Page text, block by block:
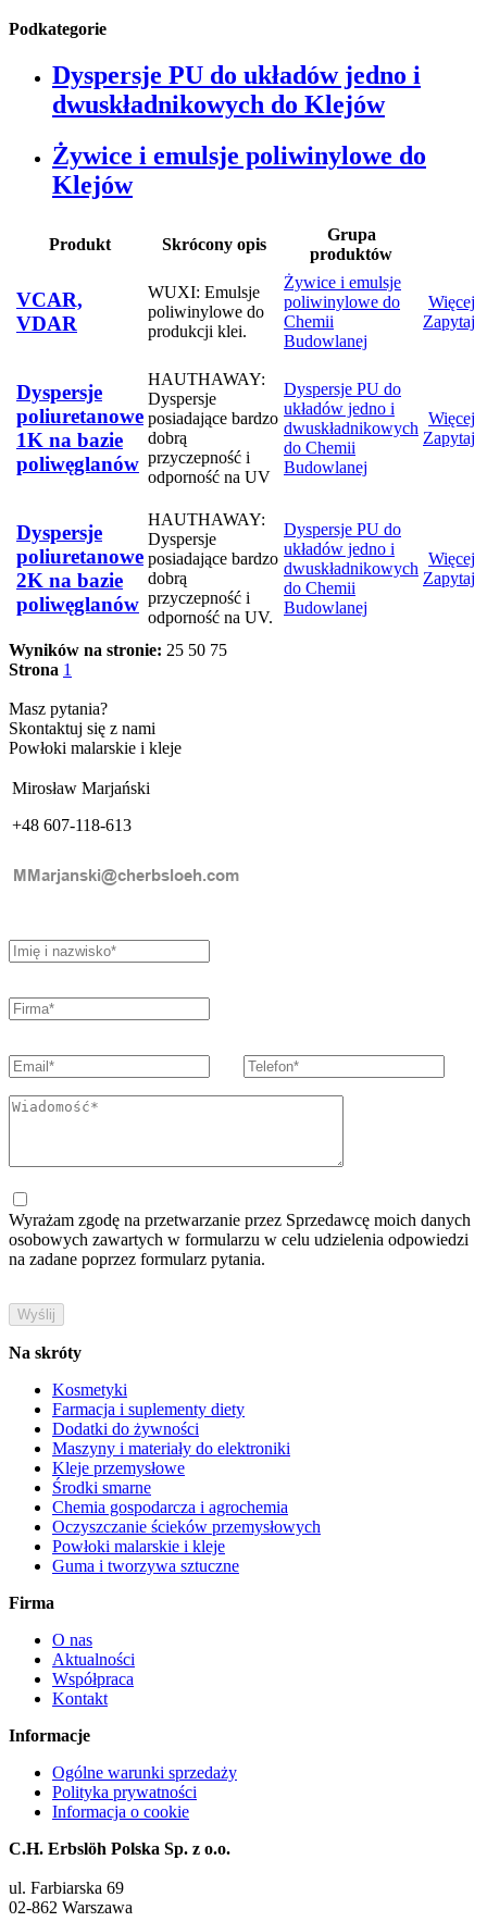
Podkategorie
Dyspersje PU do układów jedno i
dwuskładnikowych do Klejów
Żywice i emulsje poliwinylowe do
Klejów
Produkt Skrócony opis
Grupa
produktów
VCAR,
VDAR
WUXI: Emulsje
poliwinylowe do
produkcji klei.
Żywice i emulsje
poliwinylowe do
Chemii
Budowlanej
Więcej
Zapytaj
Dyspersje
poliuretanowe
1K na bazie
poliwęglanów
HAUTHAWAY:
Dyspersje
posiadające bardzo
dobrą
przyczepność i
odporność na UV
Dyspersje PU do
układów jedno i
dwuskładnikowych
do Chemii
Budowlanej
Więcej
Zapytaj
Dyspersje
poliuretanowe
2K na bazie
poliwęglanów
HAUTHAWAY:
Dyspersje
posiadające bardzo
dobrą
przyczepność i
odporność na UV.
Dyspersje PU do
układów jedno i
dwuskładnikowych
do Chemii
Budowlanej
Więcej
Zapytaj
Wyników na stronie: 25 50 75
Strona 1
Masz pytania?
Skontaktuj się z nami
Powłoki malarskie i kleje
Mirosław Marjański
+48 607-118-613
Wyrażam zgodę na przetwarzanie przez Sprzedawcę moich danych
osobowych zawartych w formularzu w celu udzielenia odpowiedzi
na zadane poprzez formularz pytania.
Na skróty
Kosmetyki
Farmacja i suplementy diety
Dodatki do żywności
Maszyny i materiały do elektroniki
Kleje przemysłowe
Środki smarne
Chemia gospodarcza i agrochemia
Oczyszczanie ścieków przemysłowych
Powłoki malarskie i kleje
Guma i tworzywa sztuczne
Firma
O nas
Aktualności
Współpraca
Kontakt
Informacje
Ogólne warunki sprzedaży
Polityka prywatności
Informacja o cookie
C.H. Erbslöh Polska Sp. z o.o.
ul. Farbiarska 69
02-862 Warszawa